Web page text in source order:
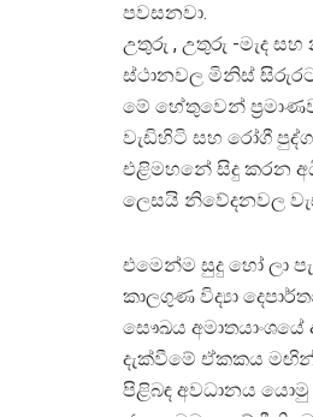
පවසනවා.
උතුරු , උතුරු -මැද
ස්ථානවල මිනිස්
මේ හේතුවෙන්
වැඩිහිටි සහ රෝගී
එළිමහනේ සිදු කරන
ලෙසයි නිවේදනවල
එමෙන්ම සුදු හෝ ලා
කාලගුණ විද්‍යා
සෞඛය අමාතයාංශයේ
දැක්වීමේ ඒකකය
පිළිබඳ අවධානය